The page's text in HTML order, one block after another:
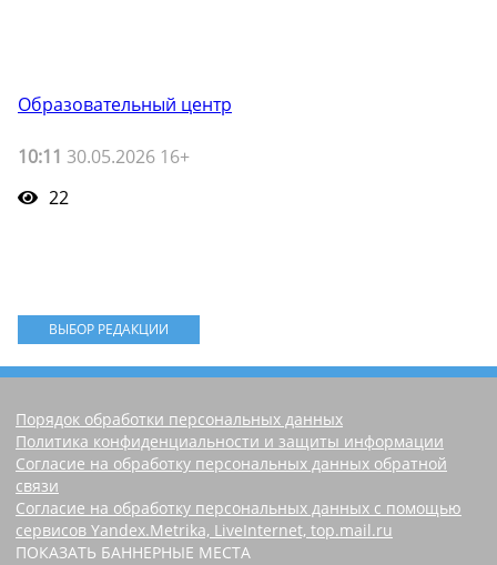
Образовательный центр
10:11 30.05.2026 16+
22
ВЫБОР РЕДАКЦИИ
Порядок обработки персональных данных
Политика конфиденциальности и защиты информации
Согласие на обработку персональных данных обратной
связи
Согласие на обработку персональных данных с помощью
сервисов Yandex.Metrika, LiveInternet, top.mail.ru
ПОКАЗАТЬ БАННЕРНЫЕ МЕСТА